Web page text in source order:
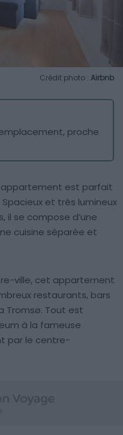
Crédit photo : Airbnb
proche
est parfait
Spacieux et très lumineux
il se compose d’une
cuisine séparée et
ville, cet appartement
restaurants, bars
Tromsø. Tout est
à la fameuse
par le centre-